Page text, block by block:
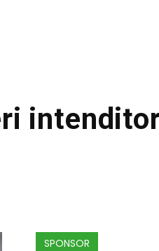
SPONSOR